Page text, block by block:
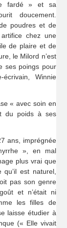
fardé » et sa
doucement.
poudres et de
chez une
de plaire et de
le Milord n’est
ses poings pour
Winnie
« avec soin en
du poids à ses
ans, imprégnée
», en mal
plus vrai que
est naturel,
pas son genre
et n’était ni
les filles de
laisse étudier à
(« Elle vivait